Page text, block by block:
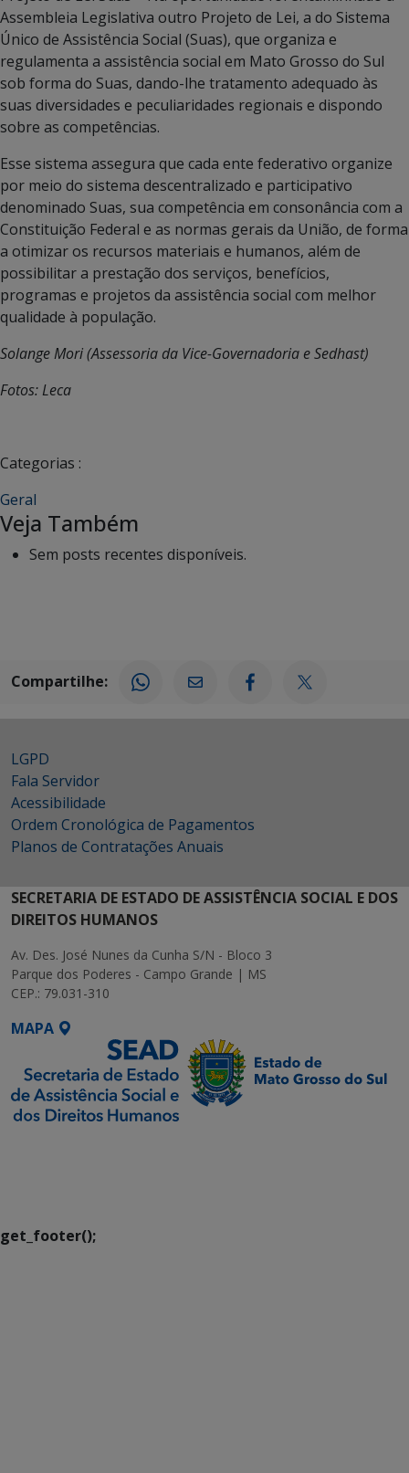
Assembleia Legislativa outro Projeto de Lei, a do Sistema
Único de Assistência Social (Suas), que organiza e
regulamenta a assistência social em Mato Grosso do Sul
sob forma do Suas, dando-lhe tratamento adequado às
suas diversidades e peculiaridades regionais e dispondo
sobre as competências.
Esse sistema assegura que cada ente federativo organize
por meio do sistema descentralizado e participativo
denominado Suas, sua competência em consonância com a
Constituição Federal e as normas gerais da União, de forma
a otimizar os recursos materiais e humanos, além de
possibilitar a prestação dos serviços, benefícios,
programas e projetos da assistência social com melhor
qualidade à população.
Solange Mori (Assessoria da Vice-Governadoria e Sedhast)
Fotos: Leca
Categorias :
Geral
Veja Também
Sem posts recentes disponíveis.
Compartilhe:
LGPD
Fala Servidor
Acessibilidade
Ordem Cronológica de Pagamentos
Planos de Contratações Anuais
SECRETARIA DE ESTADO DE ASSISTÊNCIA SOCIAL E DOS
DIREITOS HUMANOS
Av. Des. José Nunes da Cunha S/N - Bloco 3
Parque dos Poderes - Campo Grande | MS
CEP.: 79.031-310
MAPA
get_footer();